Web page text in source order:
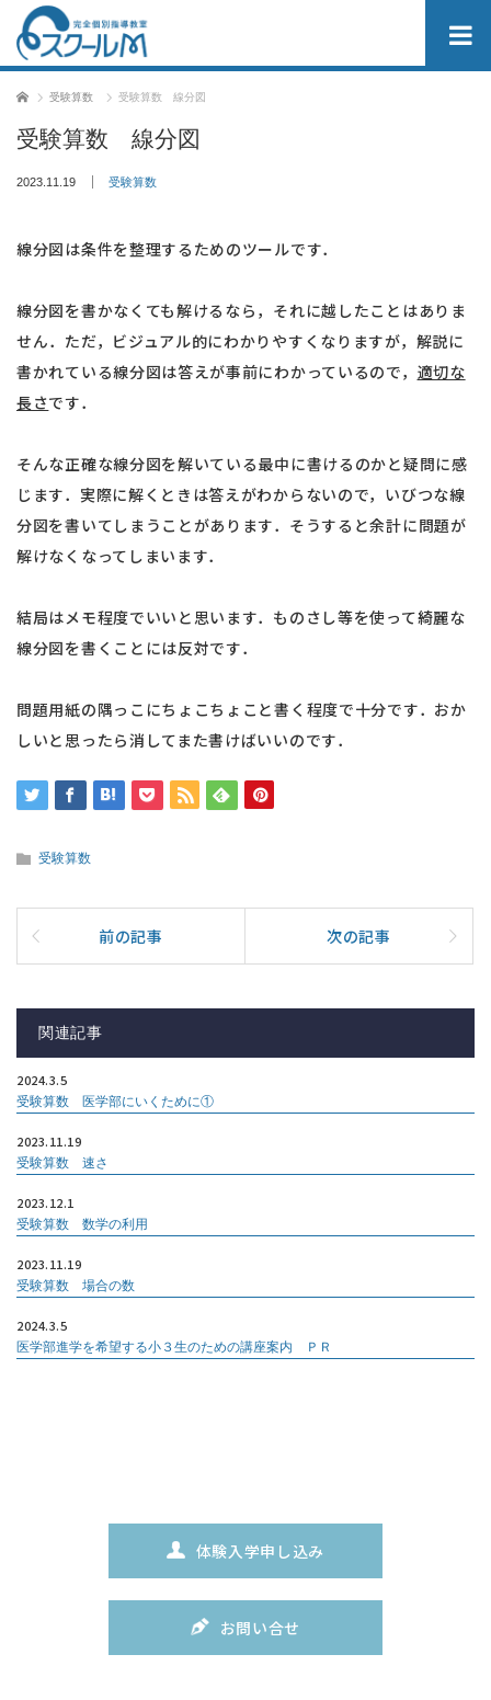
ホーム 受験算数 受験算数 線分図
受験算数 線分図
2023.11.19 受験算数
線分図は条件を整理するためのツールです．
線分図を書かなくても解けるなら，それに越したことはありま
せん．ただ，ビジュアル的にわかりやすくなりますが，解説に
書かれている線分図は答えが事前にわかっているので， 適切な
長さです．
そんな正確な線分図を解いている最中に書けるのかと疑問に感
じます．実際に解くときは答えがわからないので，いびつな線
分図を書いてしまうことがあります．そうすると余計に問題が
解けなくなってしまいます．
結局はメモ程度でいいと思います．ものさし等を使って綺麗な
線分図を書くことには反対です．
問題用紙の隅っこにちょこちょこと書く程度で十分です．おか
しいと思ったら消してまた書けばいいのです．
受験算数
前の記事 次の記事
関連記事
2024.3.5
受験算数 医学部にいくために①
2023.11.19
受験算数 速さ
2023.12.1
受験算数 数学の利用
2023.11.19
受験算数 場合の数
2024.3.5
医学部進学を希望する小３生のための講座案内 ＰＲ
体験入学申し込み
お問い合せ